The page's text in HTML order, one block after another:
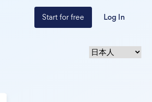
Start for free Log In